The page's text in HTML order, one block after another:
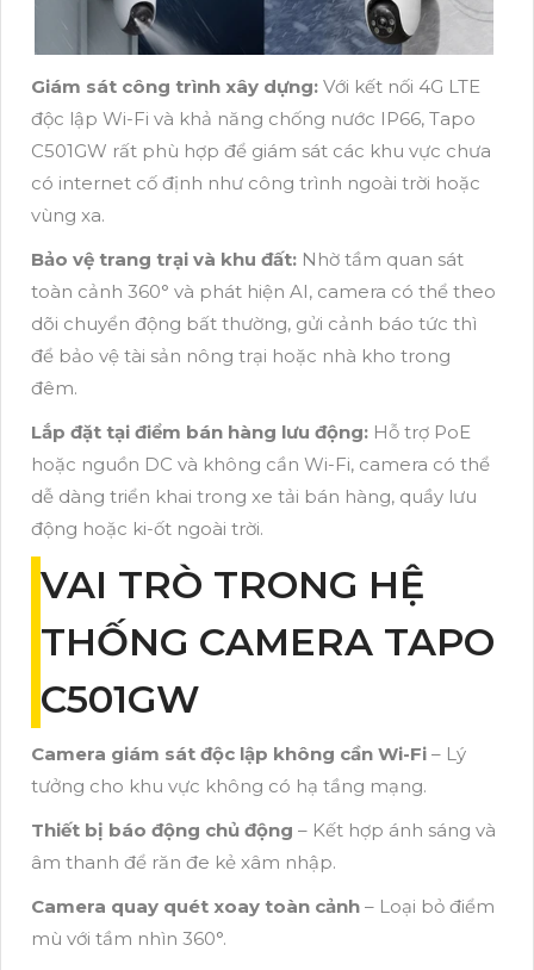
Giám sát công trình xây dựng: Với kết nối 4G LTE
độc lập Wi-Fi và khả năng chống nước IP66, Tapo
C501GW rất phù hợp để giám sát các khu vực chưa
có internet cố định như công trình ngoài trời hoặc
vùng xa.
Bảo vệ trang trại và khu đất: Nhờ tầm quan sát
toàn cảnh 360° và phát hiện AI, camera có thể theo
dõi chuyển động bất thường, gửi cảnh báo tức thì
để bảo vệ tài sản nông trại hoặc nhà kho trong
đêm.
Lắp đặt tại điểm bán hàng lưu động: Hỗ trợ PoE
hoặc nguồn DC và không cần Wi-Fi, camera có thể
dễ dàng triển khai trong xe tải bán hàng, quầy lưu
động hoặc ki-ốt ngoài trời.
VAI TRÒ TRONG HỆ
THỐNG CAMERA TAPO
C501GW
Camera giám sát độc lập không cần Wi-Fi – Lý
tưởng cho khu vực không có hạ tầng mạng.
Thiết bị báo động chủ động – Kết hợp ánh sáng và
âm thanh để răn đe kẻ xâm nhập.
Camera quay quét xoay toàn cảnh – Loại bỏ điểm
mù với tầm nhìn 360°.